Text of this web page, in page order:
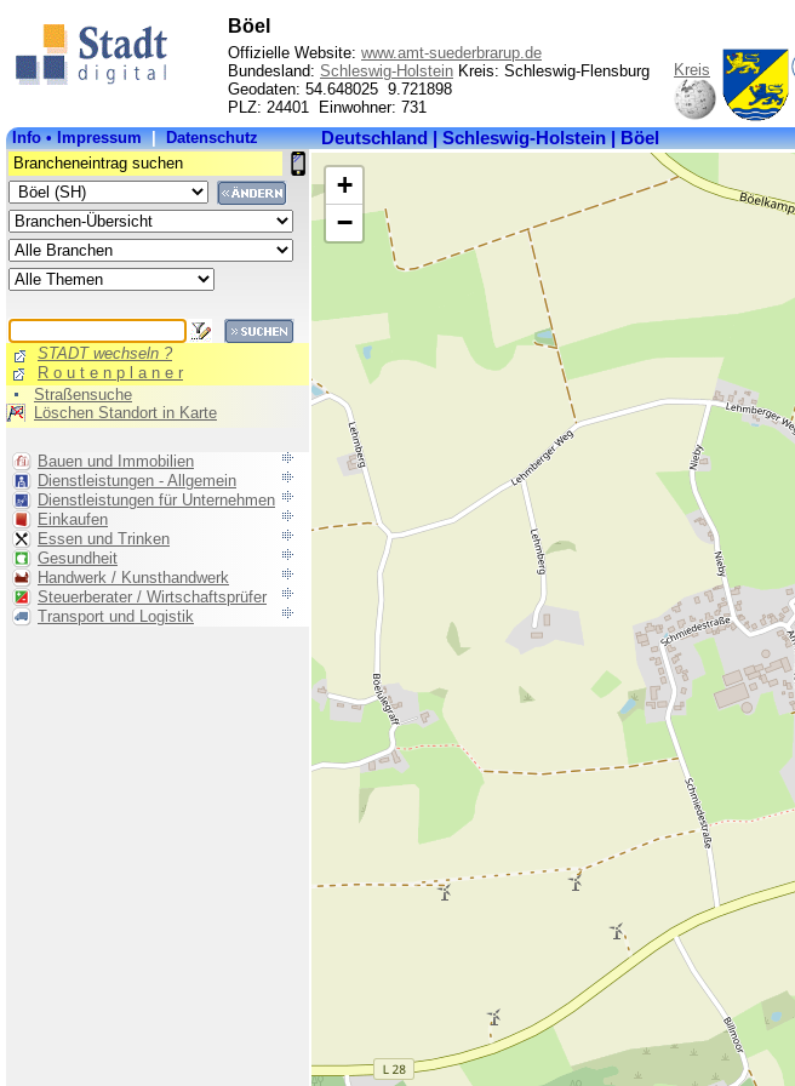
Böel
Offizielle Website: www.amt-suederbrarup.de
Bundesland: Schleswig-Holstein Kreis: Schleswig-Flensburg
Geodaten: 54.648025 9.721898
PLZ: 24401 Einwohner: 731
Kreis